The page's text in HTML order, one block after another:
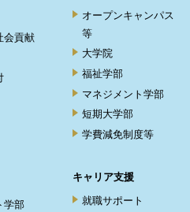
会貢献
学部
オープンキャンパス
等
大学院
福祉学部
マネジメント学部
短期大学部
学費減免制度等
キャリア支援
就職サポート